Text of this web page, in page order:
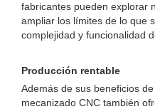
fabricantes pueden explorar
ampliar los límites de lo que
complejidad y funcionalidad
Producción rentable
Además de sus beneficios
mecanizado CNC también